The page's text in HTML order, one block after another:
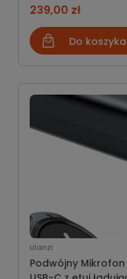
239,00 zł
Do koszyka
Ulanzi
Podwójny